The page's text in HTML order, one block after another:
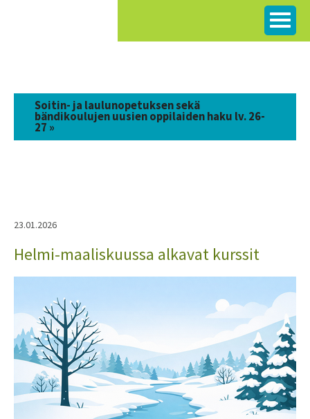
Soitin- ja laulunopetuksen sekä
bändikoulujen uusien oppilaiden haku lv. 26-
27 »
23.01.2026
Helmi-maaliskuussa alkavat kurssit